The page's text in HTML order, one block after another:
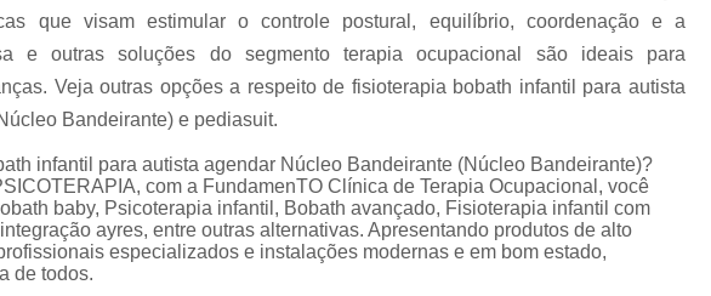
Psicoterapia para Criança com
Psicoterapia para Crianças Asa Sul
Terapia de Integração Ayres para Autismo
Terapia de Integração Sensorial de Ayres
Terapia de Integração Sensorial de Ayres
Terapia Ocupacional com
que visam estimular o controle postural, equilíbrio, coordenação e a
e outras soluções do segmento terapia ocupacional são ideais para
Veja outras opções a respeito de fisioterapia bobath infantil para autista
Bandeirante) e pediasuit.
infantil para autista agendar Núcleo Bandeirante (Núcleo Bandeirante)?
com a FundamenTO Clínica de Terapia Ocupacional, você
baby, Psicoterapia infantil, Bobath avançado, Fisioterapia infantil com
ayres, entre outras alternativas. Apresentando produtos de alto
especializados e instalações modernas e em bom estado,
de todos.